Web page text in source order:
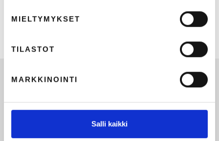
MIELTYMYKSET
TILASTOT
MARKKINOINTI
Salli kaikki